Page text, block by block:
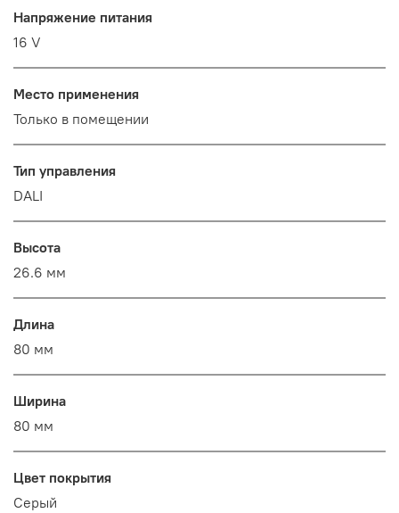
Напряжение питания
16 V
Место применения
Только в помещении
Тип управления
DALI
Высота
26.6 мм
Длина
80 мм
Ширина
80 мм
Цвет покрытия
Серый